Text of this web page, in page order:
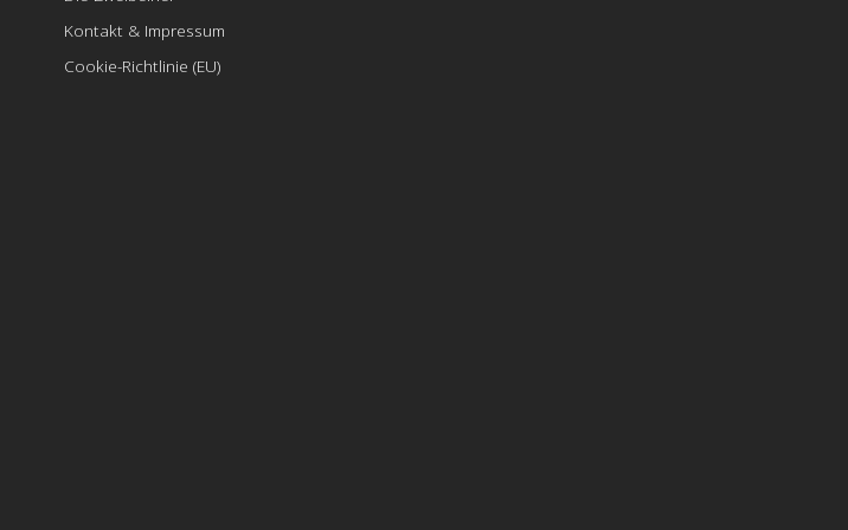
Kontakt & Impressum
Cookie-Richtlinie (EU)